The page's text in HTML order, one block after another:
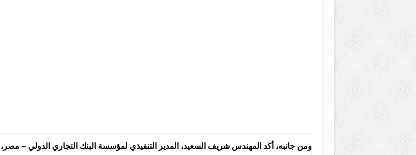
ومن جانبه، أكد المهندس شريف السعيد، المدير التنفيذي لمؤسسة البنك التجاري الدولي – مصر،